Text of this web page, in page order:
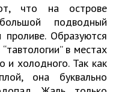
что на острове
подводный
Образуются
в местах
и холодного. Так как
она буквально